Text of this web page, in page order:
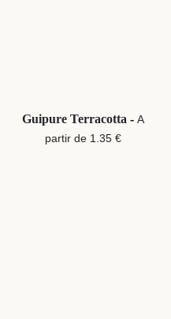
Guipure Terracotta - A
partir de 1.35 €